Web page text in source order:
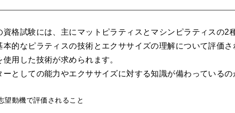
資格試験には、主にマットピラティスとマシンピラティスの2
的なピラティスの技術とエクササイズの理解について評価
用した技術が求められます。
としての能力やエクササイズに対する知識が備わっている